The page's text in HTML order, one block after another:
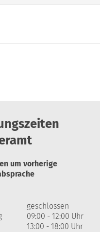
um vorherige
geschlossen
09:00 - 12:00 Uhr
13:00 - 18:00 Uhr